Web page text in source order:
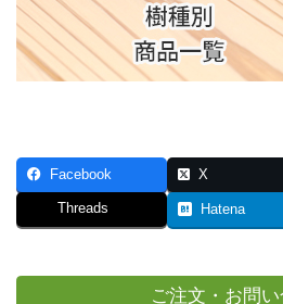
Facebook X
Threads Hatena
ご注文・お問